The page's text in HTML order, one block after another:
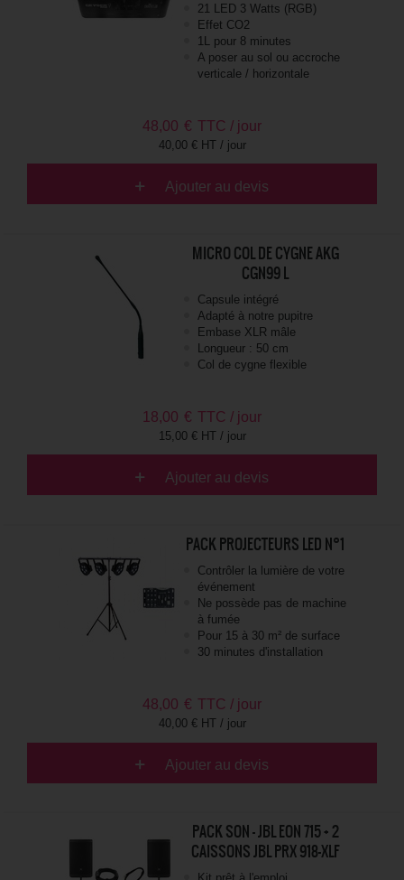
21 LED 3 Watts (RGB)
Effet CO2
1L pour 8 minutes
A poser au sol ou accroche
verticale / horizontale
48,00 € TTC / jour
40,00 € HT / jour
Ajouter au devis
MICRO COL DE CYGNE AKG
CGN99 L
Capsule intégré
Adapté à notre pupitre
Embase XLR mâle
Longueur : 50 cm
Col de cygne flexible
18,00 € TTC / jour
15,00 € HT / jour
Ajouter au devis
PACK PROJECTEURS LED N°1
Contrôler la lumière de votre
événement
Ne possède pas de machine
à fumée
Pour 15 à 30 m² de surface
30 minutes d'installation
48,00 € TTC / jour
40,00 € HT / jour
Ajouter au devis
PACK SON - JBL EON 715 + 2
CAISSONS JBL PRX 918-XLF